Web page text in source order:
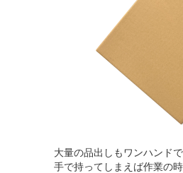
大量の品出しもワンハンド
手で持ってしまえば作業の時